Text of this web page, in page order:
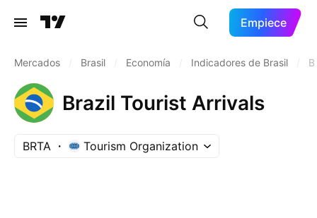
Empiece
Mercados Brasil Economía Indicadores de Brasil
Brazil Tourist Arrivals
BRTA Tourism Organization